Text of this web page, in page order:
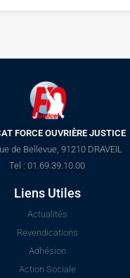
FORCE OUVRIÈRE JUSTICE
de Bellevue, 91210 DRAVEIL
Tel : 01.69.39.10.00
Liens Utiles
Actualités
Revendications
Adhésion
Action Sociale